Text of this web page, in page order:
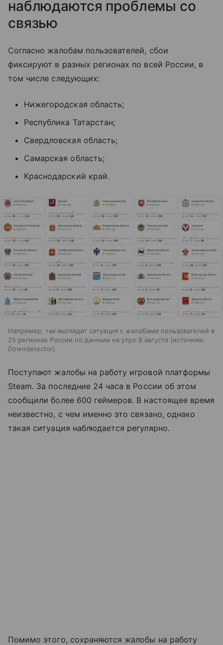
наблюдаются проблемы со
связью
Согласно жалобам пользователей, сбои
фиксируют в разных регионах по всей России, в
том числе следующих:
Нижегородская область;
Республика Татарстан;
Свердловская область;
Самарская область;
Краснодарский край.
Например, так выглядит ситуация с жалобами пользователей в
25 регионах России по данным на утро 8 августа
источник:
Downdetector
Поступают жалобы на работу игровой платформы
Steam. За последние 24 часа в России об этом
сообщили более 600 геймеров. В настоящее время
неизвестно, с чем именно это связано, однако
такая ситуация наблюдается регулярно.
Помимо этого, сохраняются жалобы на работу